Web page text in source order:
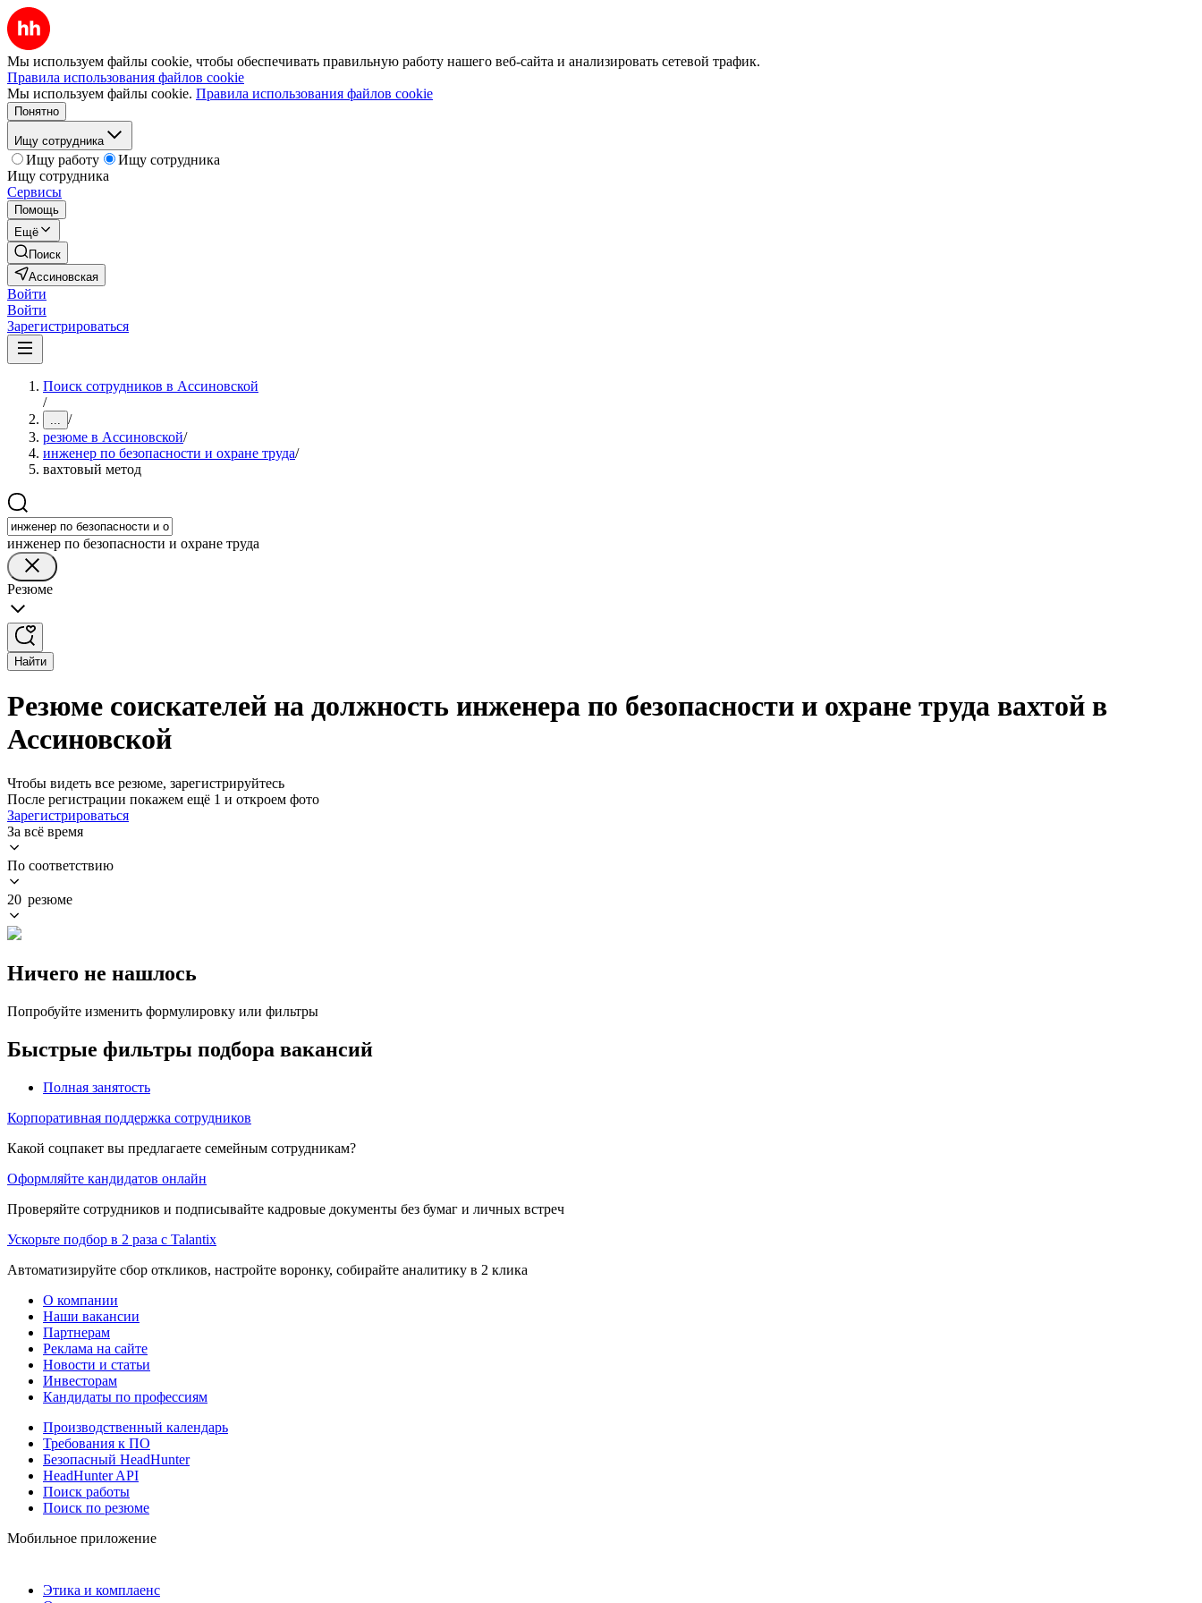
Мы используем файлы cookie, чтобы обеспечивать правильную работу нашего веб-сайта и анализировать сетевой трафик.
Правила использования файлов cookie
Мы используем файлы cookie. Правила использования файлов cookie
Понятно
Ищу сотрудника
Ищу работу
Ищу сотрудника
Ищу сотрудника
Сервисы
Помощь
Ещё
Поиск
Ассиновская
Войти
Войти
Зарегистрироваться
Поиск сотрудников в Ассиновской
/
... /
резюме в Ассиновской/
инженер по безопасности и охране труда/
вахтовый метод
инженер по безопасности и охране труда
Резюме
Найти
Резюме соискателей на должность инженера по безопасности и охране труда вахтой в
Ассиновской
Чтобы видеть все резюме, зарегистрируйтесь
После регистрации покажем ещё 1 и откроем фото
Зарегистрироваться
За всё время
По соответствию
20 резюме
Ничего не нашлось
Попробуйте изменить формулировку или фильтры
Быстрые фильтры подбора вакансий
Полная занятость
Корпоративная поддержка сотрудников
Какой соцпакет вы предлагаете семейным сотрудникам?
Оформляйте кандидатов онлайн
Проверяйте сотрудников и подписывайте кадровые документы без бумаг и личных встреч
Ускорьте подбор в 2 раза с Talantix
Автоматизируйте сбор откликов, настройте воронку, собирайте аналитику в 2 клика
О компании
Наши вакансии
Партнерам
Реклама на сайте
Новости и статьи
Инвесторам
Кандидаты по профессиям
Производственный календарь
Требования к ПО
Безопасный HeadHunter
HeadHunter API
Поиск работы
Поиск по резюме
Мобильное приложение
Этика и комплаенс